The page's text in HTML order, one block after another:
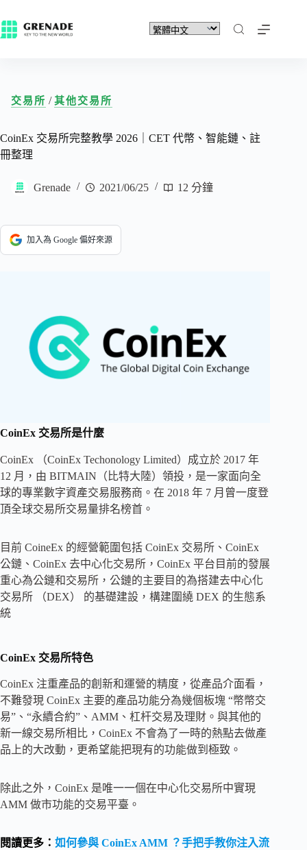
交易所 /其他交易所
CoinEx 交易所完整教學 2026｜CET 代幣、智能鏈、註
冊整理
Grenade 2021/06/25 12 分鐘
加入為 Google 偏好來源
CoinEx 交易所是什麼
CoinEx （CoinEx Techonology Limited）成立於 2017 年
12 月，由 BITMAIN（比特大陸）領投，是一家面向全
球的專業數字資產交易服務商。在 2018 年 7 月曾一度登
頂全球交易所交易量排名榜首。
目前 CoineEx 的經營範圍包括 CoinEx 交易所、CoinEx
公鏈、CoinEx 去中心化交易所，CoinEx 平台目前的發展
重心為公鏈和交易所，公鏈的主要目的為搭建去中心化
交易所 （DEX） 的基礎建設，構建圍繞 DEX 的生態系
統
CoinEx 交易所特色
CoinEx 注重產品的創新和運營的精度，從產品介面看，
不難發現 CoinEx 主要的產品功能分為幾個板塊 “幣幣交
易”、“永續合約”、AMM、杠杆交易及理財。與其他的
新一線交易所相比，CoinEx 不會為了一時的熱點去做產
品上的大改動，更希望能把現有的功能做到極致。
除此之外，CoinEx 是唯一一個在中心化交易所中實現
AMM 做市功能的交易平臺。
閱讀更多： 如何參與 CoinEx AMM ？手把手教你注入流